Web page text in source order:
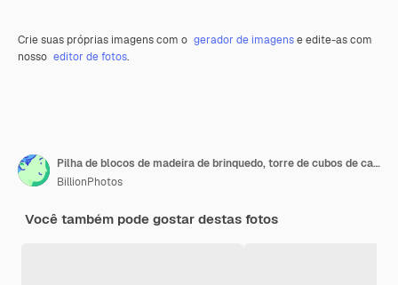
Crie suas próprias imagens com o gerador de imagense edite-as com
nosso editor de fotos.
Pilha de blocos de madeira de brinquedo, torre de cubos de caixas multicoloridas em branco sobre fundo branco
BillionPhotos
Você também pode gostar destas fotos